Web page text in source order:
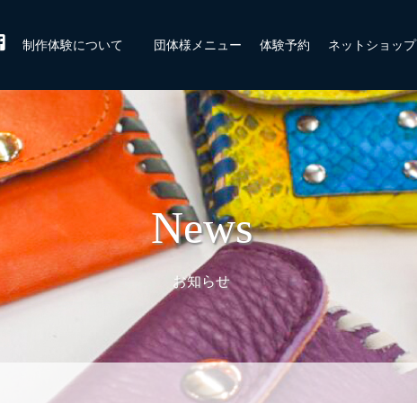
制作体験について 団体様メニュー 体験予約 ネットショップ
News
お知らせ